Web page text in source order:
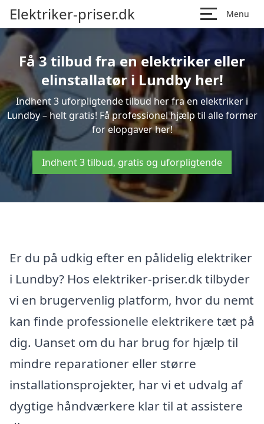
Elektriker-priser.dk Menu
Få 3 tilbud fra en elektriker eller
elinstallatør i Lundby her!
Indhent 3 uforpligtende tilbud her fra en elektriker i
Lundby – helt gratis! Få professionel hjælp til alle former
for elopgaver her!
Indhent 3 tilbud, gratis og uforpligtende
Er du på udkig efter en pålidelig elektriker
i Lundby? Hos elektriker-priser.dk tilbyder
vi en brugervenlig platform, hvor du nemt
kan finde professionelle elektrikere tæt på
dig. Uanset om du har brug for hjælp til
mindre reparationer eller større
installationsprojekter, har vi et udvalg af
dygtige håndværkere klar til at assistere